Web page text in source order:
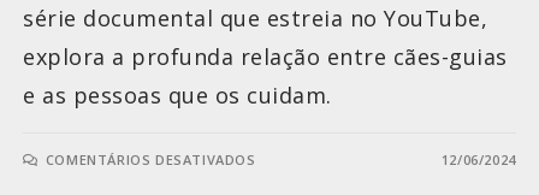
série documental que estreia no YouTube,
explora a profunda relação entre cães-guias
e as pessoas que os cuidam.
COMENTÁRIOS DESATIVADOS 12/06/2024